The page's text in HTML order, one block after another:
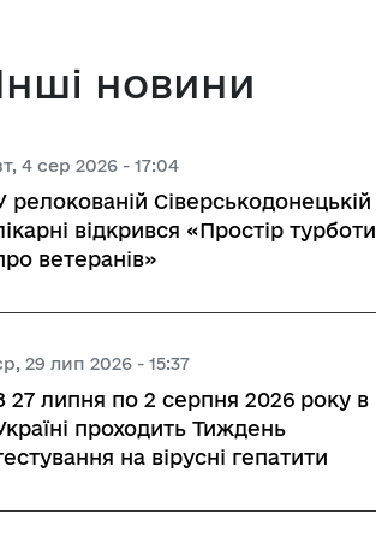
регуляторних актів
та надання висновків
регуляторного акта
регуляторних актів
новини
4 сер 2026 - 17:04
релокованій Сіверськодонецькій
відкрився «Простір турботи
ветеранів»
29 лип 2026 - 15:37
27 липня по 2 серпня 2026 року в
проходить Тиждень
на вірусні гепатити